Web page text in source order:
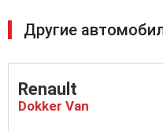
Другие
Renault
Dokker Van